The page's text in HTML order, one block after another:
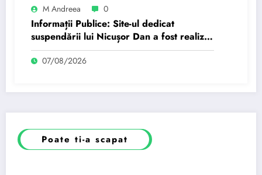
M Andreea 0
Informații Publice: Site-ul dedicat
suspendării lui Nicușor Dan a fost realizat
de un moldovean plătit de AUR cu…
07/08/2026
Poate ti-a scapat